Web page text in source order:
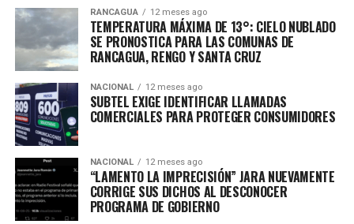
RANCAGUA 12 meses ago
TEMPERATURA MÁXIMA DE 13°: CIELO NUBLADO
SE PRONOSTICA PARA LAS COMUNAS DE
RANCAGUA, RENGO Y SANTA CRUZ
NACIONAL 12 meses ago
SUBTEL EXIGE IDENTIFICAR LLAMADAS
COMERCIALES PARA PROTEGER CONSUMIDORES
NACIONAL 12 meses ago
“LAMENTO LA IMPRECISIÓN” JARA NUEVAMENTE
CORRIGE SUS DICHOS AL DESCONOCER
PROGRAMA DE GOBIERNO